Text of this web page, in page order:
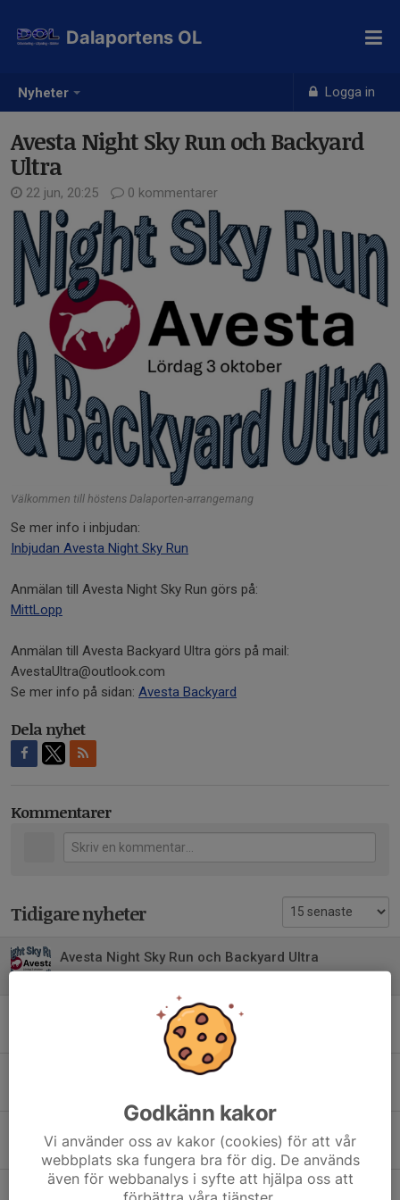
Nyheter Logga in
Dalaportens OL
Avesta Night Sky Run och Backyard
Ultra
22 jun, 20:25 0 kommentarer
Välkommen till höstens Dalaporten-arrangemang
Se mer info i inbjudan:
Inbjudan Avesta Night Sky Run
Anmälan till Avesta Night Sky Run görs på:
MittLopp
Anmälan till Avesta Backyard Ultra görs på mail:
AvestaUltra@outlook.com
Se mer info på sidan: Avesta Backyard
Dela nyhet
Kommentarer
Tidigare nyheter
Avesta Night Sky Run och Backyard Ultra
Gängabudkavle 17/6 INSTÄLLD
0
Gängabudkavle 17/6
2 jun, 13:16 0
Träning 27/5
Godkänn kakor
Vi använder oss av kakor (cookies) för att vår
webbplats ska fungera bra för dig. De används
även för webbanalys i syfte att hjälpa oss att